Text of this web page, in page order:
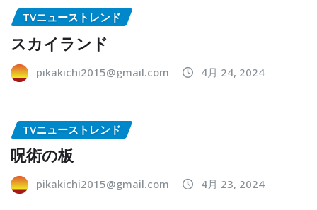
TVニューストレンド
スカイランド
pikakichi2015@gmail.com 4月 24, 2024
TVニューストレンド
呪術の板
pikakichi2015@gmail.com 4月 23, 2024